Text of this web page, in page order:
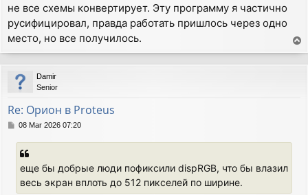
не все схемы конвертирует. Эту программу я частично
русифицировал, правда работать пришлось через одно
место, но все получилось.
o
p
Damir
Senior
Re: Орион в Proteus
P08 Mar 2026 07:20
еще бы добрые люди пофиксили dispRGB, что бы влазил
весь экран вплоть до 512 пикселей по ширине.